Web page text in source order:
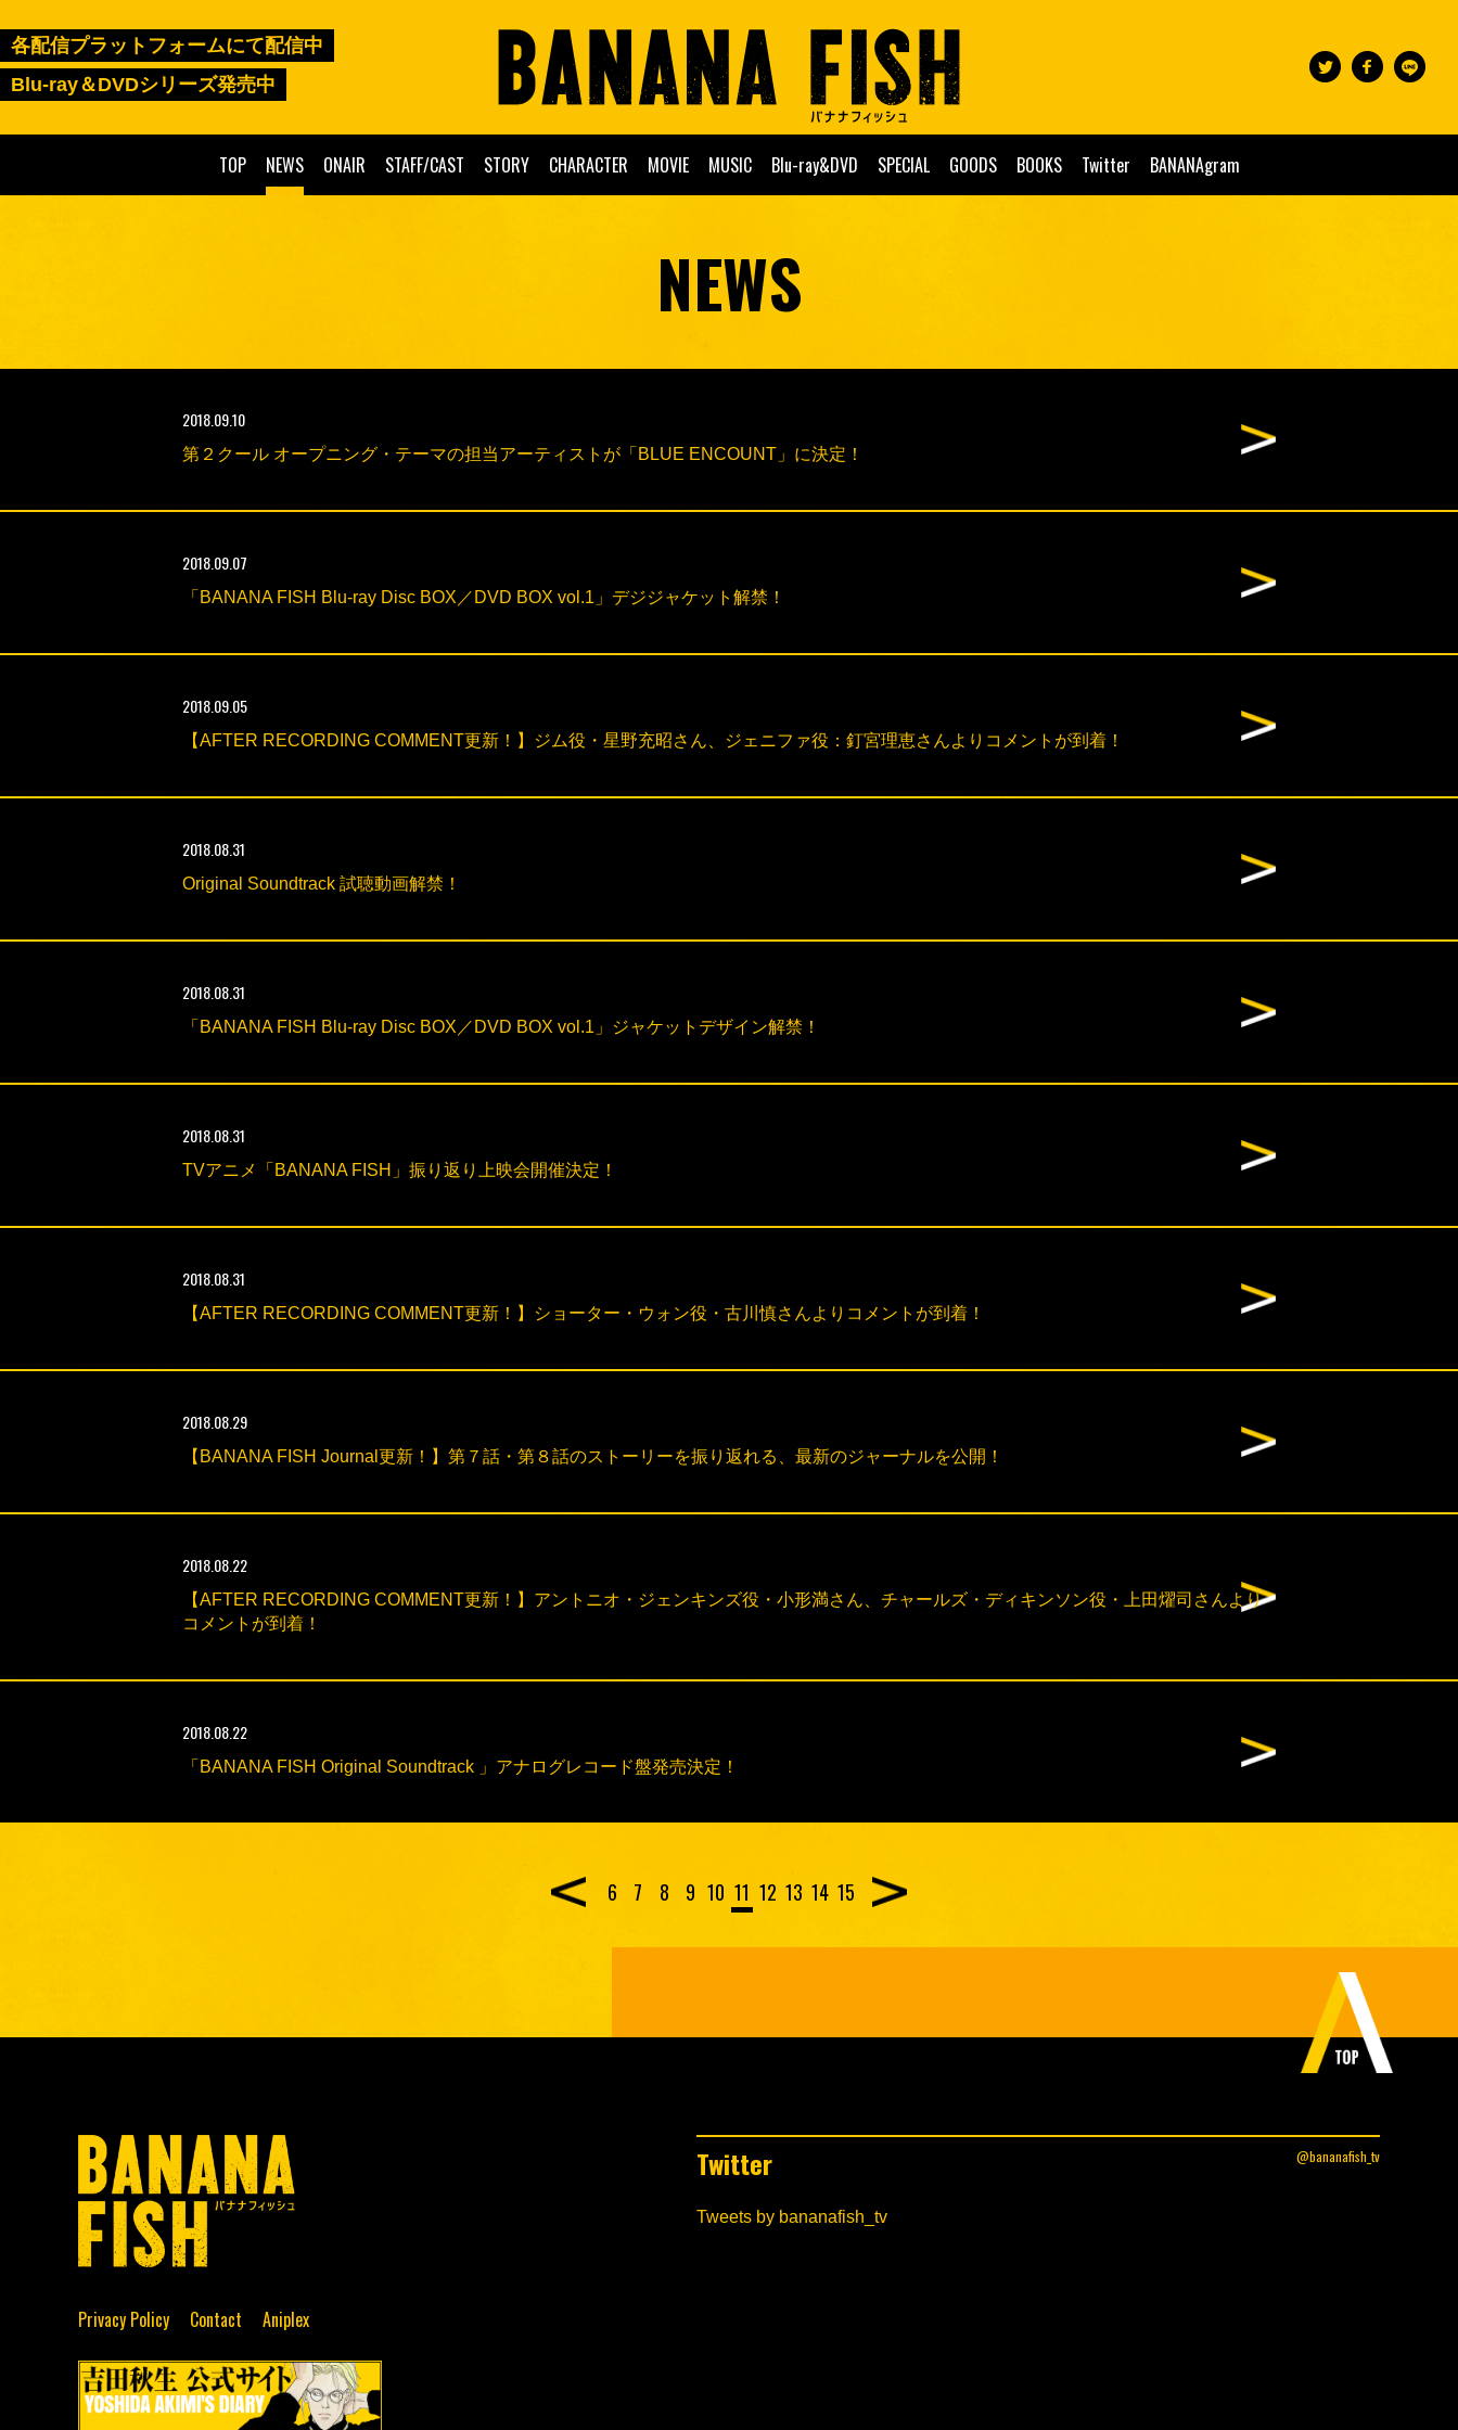
各配信プラットフォームにて配信中
Blu-ray＆DVDシリーズ発売中
TOP NEWS ONAIR STAFF/CAST STORY CHARACTER MOVIE MUSIC Blu-ray&DVD SPECIAL GOODS BOOKS Twitter BANANAgram
NEWS
2018.09.10
第２クール オープニング・テーマの担当アーティストが「BLUE ENCOUNT」に決定！
2018.09.07
「BANANA FISH Blu-ray Disc BOX／DVD BOX vol.1」デジジャケット解禁！
2018.09.05
【AFTER RECORDING COMMENT更新！】ジム役・星野充昭さん、ジェニファ役：釘宮理恵さんよりコメントが到着！
2018.08.31
Original Soundtrack 試聴動画解禁！
2018.08.31
「BANANA FISH Blu-ray Disc BOX／DVD BOX vol.1」ジャケットデザイン解禁！
2018.08.31
TVアニメ「BANANA FISH」振り返り上映会開催決定！
2018.08.31
【AFTER RECORDING COMMENT更新！】ショーター・ウォン役・古川慎さんよりコメントが到着！
2018.08.29
【BANANA FISH Journal更新！】第７話・第８話のストーリーを振り返れる、最新のジャーナルを公開！
2018.08.22
【AFTER RECORDING COMMENT更新！】アントニオ・ジェンキンズ役・小形満さん、チャールズ・ディキンソン役・上田燿司さんより
コメントが到着！
2018.08.22
「BANANA FISH Original Soundtrack 」アナログレコード盤発売決定！
6 7 8 9 10 11 12 13 14 15
Twitter @bananafish_tv
Tweets by bananafish_tv
Privacy Policy Contact Aniplex